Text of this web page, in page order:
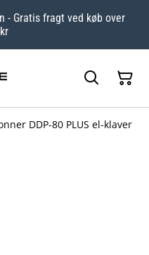
- Gratis fragt ved køb over
DDP-80 PLUS el-klaver